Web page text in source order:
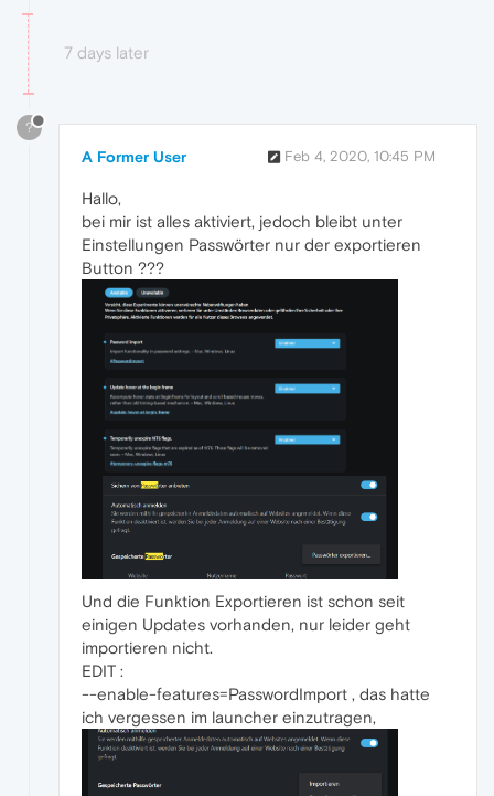
7 days later
?
A Former User Feb 4, 2020, 10:45 PM
Hallo,
bei mir ist alles aktiviert, jedoch bleibt unter
Einstellungen Passwörter nur der exportieren
Button ???
Und die Funktion Exportieren ist schon seit
einigen Updates vorhanden, nur leider geht
importieren nicht.
EDIT :
--enable-features=PasswordImport , das hatte
ich vergessen im launcher einzutragen,